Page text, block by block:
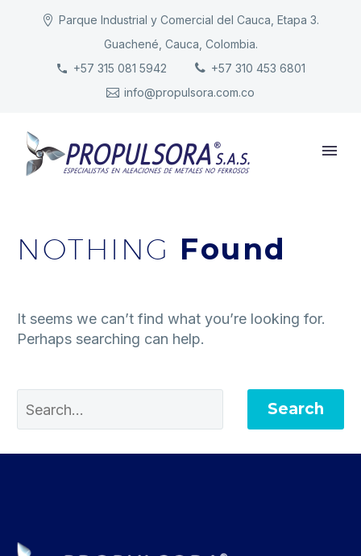
Parque Industrial y Comercial del Cauca, Etapa 3.
Guachené, Cauca, Colombia.
+57 315 081 5942
+57 310 453 6801
info@propulsora.com.co
INICIO
PRODUCTOS
NOTHING Found
It seems we can’t find what you’re looking for.
Perhaps searching can help.
Search